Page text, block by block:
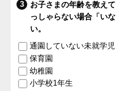
お子さまの年齢を教え
っしゃらない場合「い
い。
通園していない未就学児
保育園
幼稚園
小学校1年生